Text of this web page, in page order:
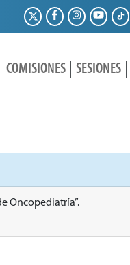
COMISIONES SESIONES
Oncopediatría”.